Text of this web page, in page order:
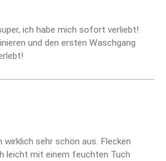
out of 5 stars
ich habe mich sofort verliebt!
und den ersten Waschgang
out of 5 stars
sehr schön aus. Flecken
leicht mit einem feuchten Tuch